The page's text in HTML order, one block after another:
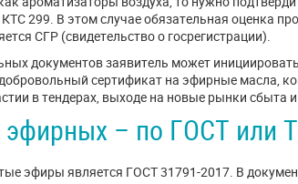
299. В этом случае обязательная оценка
СГР (свидетельство о госрегистрации).
документов заявитель может
сертификат на эфирные масла,
в тендерах, выходе на новые рынки сбыта
– по ГОСТ или
эфиры является ГОСТ 31791-2017. В